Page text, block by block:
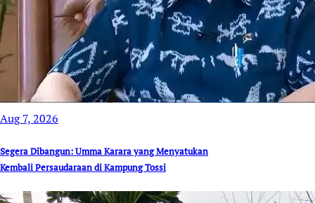
Aug 7, 2026
Segera Dibangun: Umma Karara yang Menyatukan
Kembali Persaudaraan di Kampung Tossi